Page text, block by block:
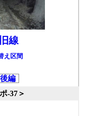
線
え区間
後編
-37＞